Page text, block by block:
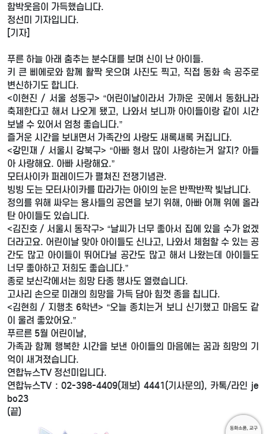
함박웃음이 가득했습니다.
정선미 기자입니다.
[기자]
푸른 하늘 아래 춤추는 분수대를 보며 신이 난 아이들.
키 큰 삐에로와 함께 활짝 웃으며 사진도 찍고, 직접 동화 속 공주로
변신하기도 합니다.
<이현진 / 서울 성동구> “어린이날이라서 가까운 곳에서 동화나라
축제한다고 해서 나오게 됐고, 나와서 보니까 아이들이랑 같이 시간
보낼 수 있어서 엄청 좋습니다.”
즐거운 시간을 보내면서 가족간의 사랑도 새록새록 커집니다.
<강민재 / 서울시 강북구> “아빠 형서 많이 사랑하는거 알지? 아들
아 사랑해요. 아빠 사랑해요.”
모터사이카 퍼레이드가 펼쳐진 전쟁기념관.
빙빙 도는 모터사이카를 따라가는 아이의 눈은 반짝반짝 빛납니다.
정의를 위해 싸우는 용사들의 공연을 보기 위해, 아빠 어깨 위에 올라
탄 아이들도 있습니다.
<김진호 / 서울시 동작구> “날씨가 너무 좋아서 집에 있을 수가 없겠
더라고요. 어린이날 맞아 아이들도 신나고, 나와서 체험할 수 있는 공
간도 많고 아이들이 뛰어다닐 공간도 많고 해서 나왔는데 아이들도
너무 좋아하고 저희도 좋습니다.”
종로 보신각에서는 희망 타종 행사도 열렸습니다.
고사리 손으로 미래의 희망을 가득 담아 힘껏 종을 칩니다.
<김현희 / 지행초 6학년> “오늘 종치는거 보니 신기했고 마음도 같
이 울려 좋았어요.”
푸르른 5월 어린이날,
가족과 함께 행복한 시간을 보낸 아이들의 마음에는 꿈과 희망의 기
억이 새겨졌습니다.
연합뉴스TV 정선미입니다.
연합뉴스TV : 02-398-4409(제보) 4441(기사문의), 카톡/라인 je
bo23
(끝)